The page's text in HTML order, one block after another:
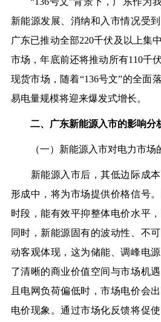
新能源发展、消纳和入市情况受
广东已推动全部220千伏及以上集
市场，年底前还将推动所有110千
现货市场，随着“136号文”的全面
易电量规模将迎来爆发式增长。
二、广东新能源入市的影响分
（一）新能源入市对电力市场
新能源入市后，其低边际成本
形成中，将为市场提供价格信号
时段，能有效平抑整体电价水平
同时，新能源固有的波动性、不
动客观体现，这为储能、调峰电
了清晰的商业价值空间与市场机
且电网负荷偏低时，市场电价会
电价现象。通过市场化反馈将促